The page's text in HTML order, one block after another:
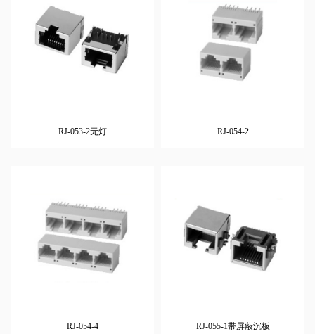
RJ-053-2无灯 RJ-054-2
RJ-054-4 RJ-055-1带屏蔽沉板